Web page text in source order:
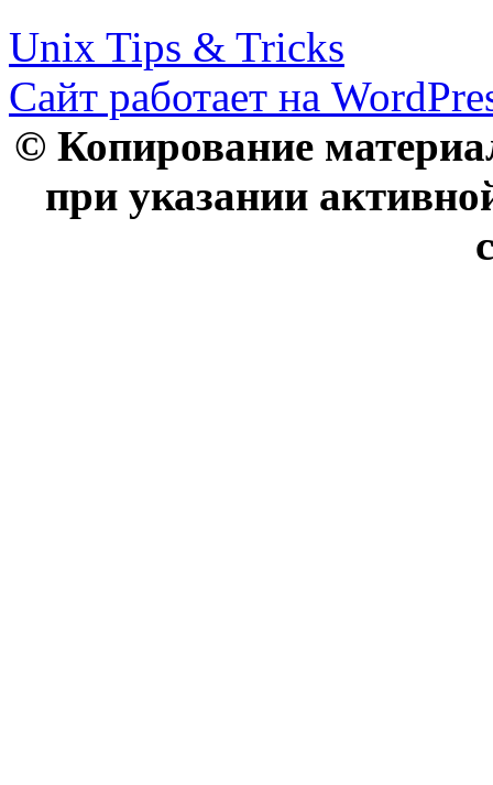
Unix Tips & Tricks
Сайт работает на
© Копирование
при указании